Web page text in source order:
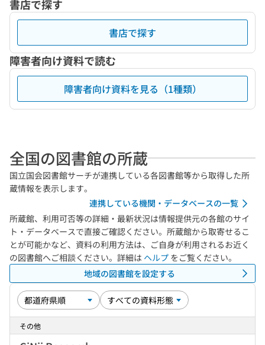
書店で探す
書店で探す
障害者向け資料で読む
障害者向け資料を見る（1種類）
全国の図書館の所蔵
国立国会図書館サーチが連携している各図書館等から取得した所
蔵情報を表示します。
連携している機関・データベースの一覧
所蔵館、利用可否等の詳細・最新状況は情報提供元の各館のサイ
ト・データベースで直接ご確認ください。所蔵館から取寄せるこ
とが可能かなど、資料の利用方法は、ご自身が利用されるお近く
の図書館へご相談ください。詳細は ヘルプ をご覧ください。
地域の図書館を設定する
その他